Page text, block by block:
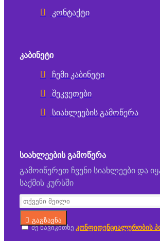
კონტაქტი
ᲙᲐᲑᲘᲜᲔᲢᲘ
ჩემი კაბინეტი
შეკვეთები
სიახლეების გამოწერა
ᲡᲘᲐᲮᲚᲔᲔᲑᲘᲡ ᲒᲐᲛᲝᲬᲔᲠᲐ
გამოიწერეთ ჩვენი სიახლეები და
საქმის კურსში
გაგზავნა
მე წავიკითხე კონფიდენციალურობის